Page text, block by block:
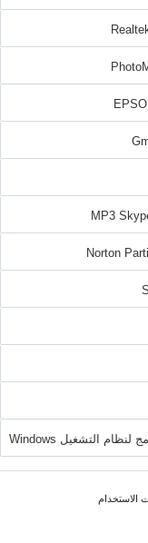
MP3
Norton
كتالوج البرامج لنظام التشغيل Windows